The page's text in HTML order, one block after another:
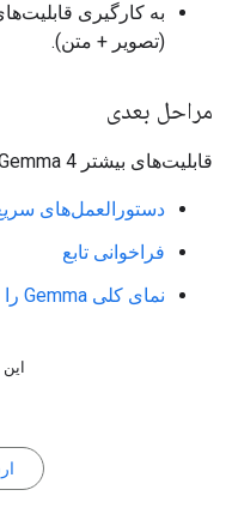
به کارگیری
(تصویر + متن).
مراحل بعدی
قابلیت‌های بیشتر Gemma 4 را بررسی کنید:
دستورالعمل‌های
فراخوانی تابع
نمای کلی Gemma را اجرا کنید